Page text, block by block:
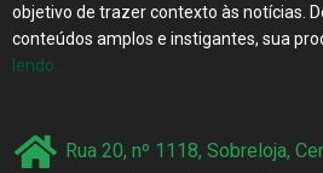
objetivo de trazer contexto às notícias.
conteúdos amplos e instigantes, sua
lendo…
Rua 20, nº 1118, Sobreloja,